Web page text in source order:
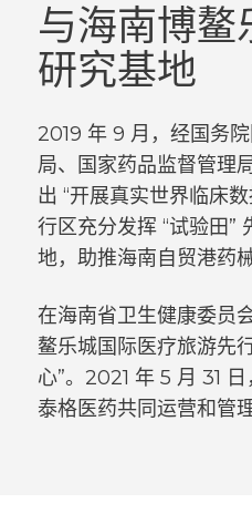
与海南博鳌
研究基地
2019 年 9 月，经国务
局、国家药品监督管理
出 “开展真实世界临床
行区充分发挥 “试验田”
地，助推海南自贸港药
在海南省卫生健康委员
鳌乐城国际医疗旅游先
心”。2021 年 5 月 31
泰格医药共同运营和管理